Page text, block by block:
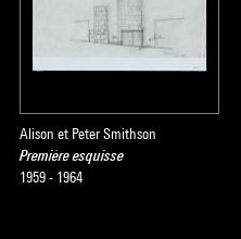
Alison et Peter Smithson
Première esquisse
1959 - 1964